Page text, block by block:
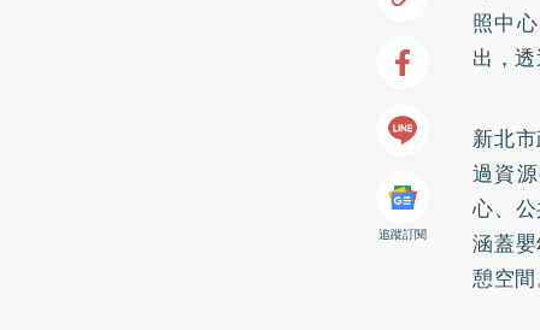
追蹤訂閱
照中
出，
新北
過資
心、
涵蓋
憩空